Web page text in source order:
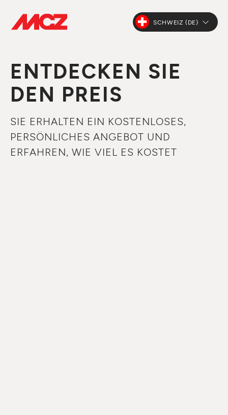
SCHWEIZ (DE)
ENTDECKEN SIE
DEN PREIS
SIE ERHALTEN EIN KOSTENLOSES,
PERSÖNLICHES ANGEBOT UND
ERFAHREN, WIE VIEL ES KOSTET